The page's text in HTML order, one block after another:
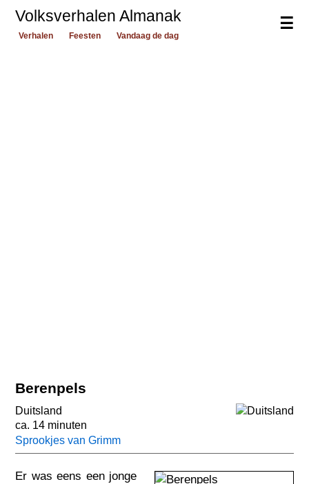
☰
Volksverhalen Almanak
Verhalen Feesten Vandaag de dag
Berenpels
Duitsland
ca. 14 minuten
Sprookjes van Grimm
Er was eens een jonge